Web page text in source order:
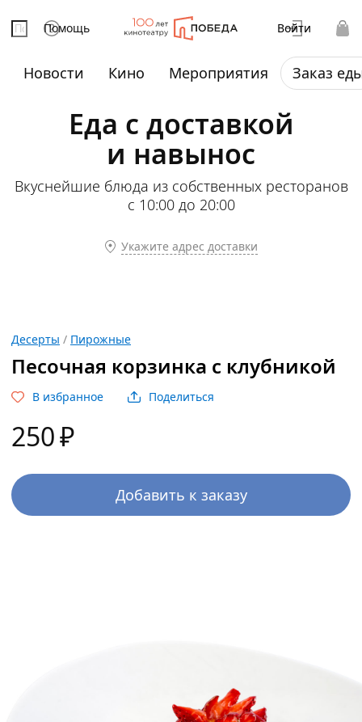
Помощь Войти
Новости Кино Мероприятия Заказ
Еда с доставкой
и навынос
Вкуснейшие блюда из собственных ресторанов
с 10:00 до 20:00
Укажите адрес доставки
Десерты / Пирожные
Песочная корзинка с клубникой
В избранное Поделиться
250₽
Добавить к заказу